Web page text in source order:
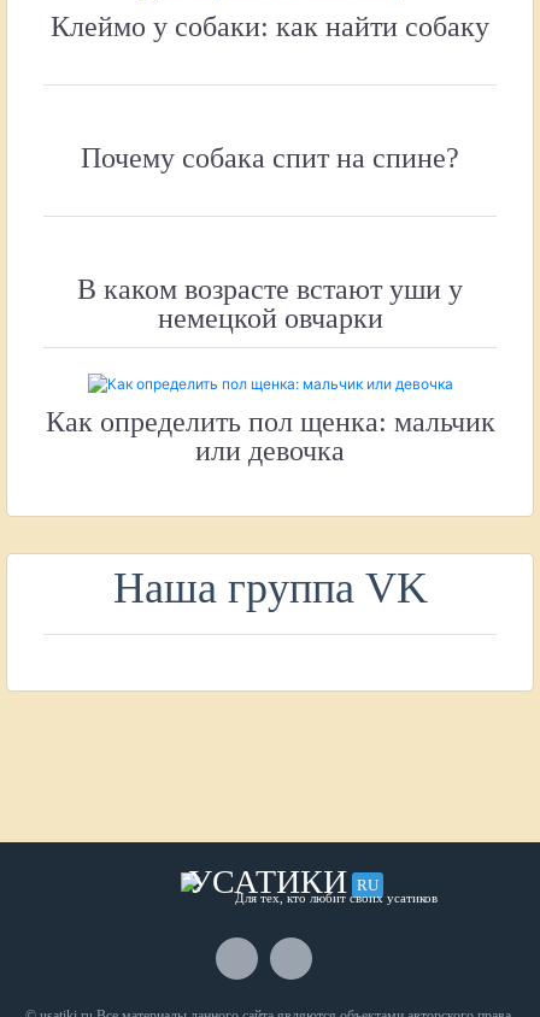
Клеймо у собаки: как найти собаку
Почему собака спит на спине?
В каком возрасте встают уши у
немецкой овчарки
Как определить пол щенка: мальчик
или девочка
Наша группа VK
УСАТИКИ RU
Для тех, кто любит своих усатиков